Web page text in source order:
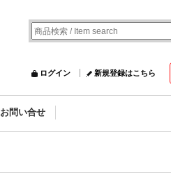
ログイン 新規登録はこちら
お問い合せ